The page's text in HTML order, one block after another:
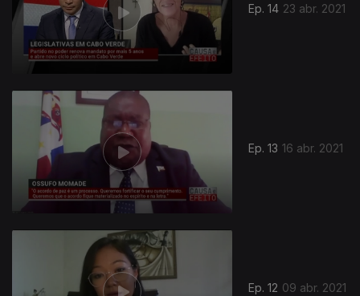
Ep. 14 23 abr. 2021
Ep. 13 16 abr. 2021
Ep. 12 09 abr. 2021